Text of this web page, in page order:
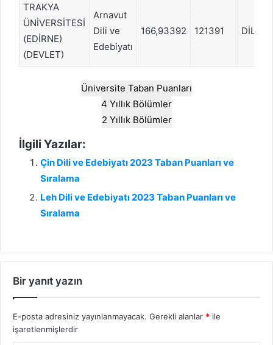
TRAKYA
ÜNİVERSİTESİ
(EDİRNE)
(DEVLET)
Arnavut
Dili ve
Edebiyatı
166,93392 121391 DİL
Üniversite Taban Puanları
4 Yıllık Bölümler
2 Yıllık Bölümler
İlgili Yazılar:
Çin Dili ve Edebiyatı 2023 Taban Puanları ve
Sıralama
Leh Dili ve Edebiyatı 2023 Taban Puanları ve
Sıralama
Bir yanıt yazın
E-posta adresiniz yayınlanmayacak. Gerekli alanlar * ile
işaretlenmişlerdir